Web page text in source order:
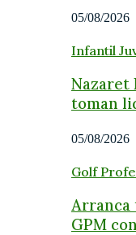
05/08/2026
Infantil
Nazaret
toman
05/08/2026
Golf
Arranca
GPM